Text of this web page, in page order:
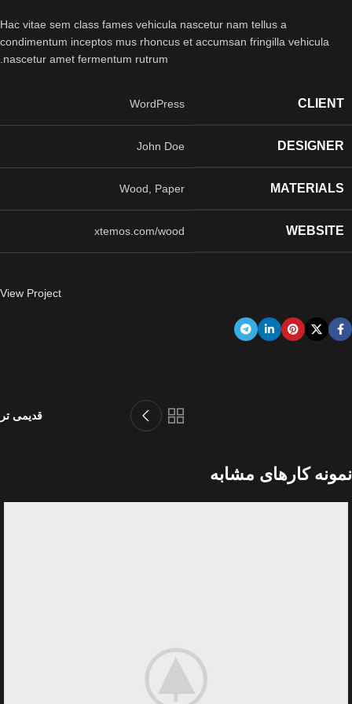
Hac vitae sem class fames vehicula nascetur nam tellus a
condimentum inceptos mus rhoncus et accumsan fringilla vehicula
nascetur amet fermentum rutrum.
CLIENT
WordPress
DESIGNER
John Doe
MATERIALS
Wood, Paper
WEBSITE
xtemos.com/wood
View Project
قدیمی تر
نمونه کارهای مشابه